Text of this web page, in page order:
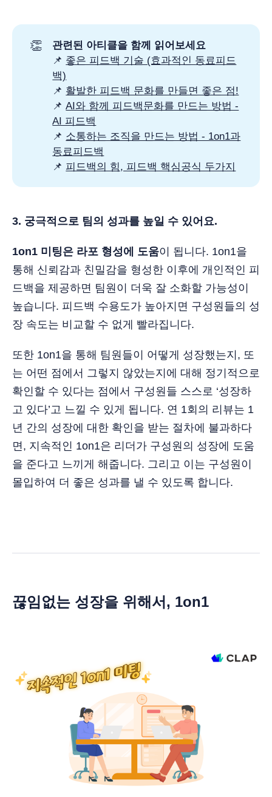
👏
관련된 아티클을 함께 읽어보세요
📌 좋은 피드백 기술 (효과적인 동료피드
백)
📌 활발한 피드백 문화를 만들면 좋은 점!
📌AI와 함께 피드백문화를 만드는 방법 -
AI 피드백
📌 소통하는 조직을 만드는 방법 - 1on1과
동료피드백
📌 피드백의 힘, 피드백 핵심공식 두가지
3. 궁극적으로 팀의 성과를 높일 수 있어요.
1on1 미팅은 라포 형성에 도움이 됩니다. 1on1을
통해 신뢰감과 친밀감을 형성한 이후에 개인적인 피
드백을 제공하면 팀원이 더욱 잘 소화할 가능성이
높습니다. 피드백 수용도가 높아지면 구성원들의 성
장 속도는 비교할 수 없게 빨라집니다.
또한 1on1을 통해 팀원들이 어떻게 성장했는지, 또
는 어떤 점에서 그렇지 않았는지에 대해 정기적으로
확인할 수 있다는 점에서 구성원들 스스로 ‘성장하
고 있다’고 느낄 수 있게 됩니다. 연 1회의 리뷰는 1
년 간의 성장에 대한 확인을 받는 절차에 불과하다
면, 지속적인 1on1은 리더가 구성원의 성장에 도움
을 준다고 느끼게 해줍니다. 그리고 이는 구성원이
몰입하여 더 좋은 성과를 낼 수 있도록 합니다.
끊임없는 성장을 위해서, 1on1